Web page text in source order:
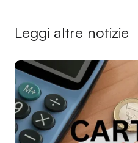
Leggi altre notizie